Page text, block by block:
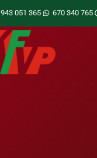
943 051 365 670 340 765